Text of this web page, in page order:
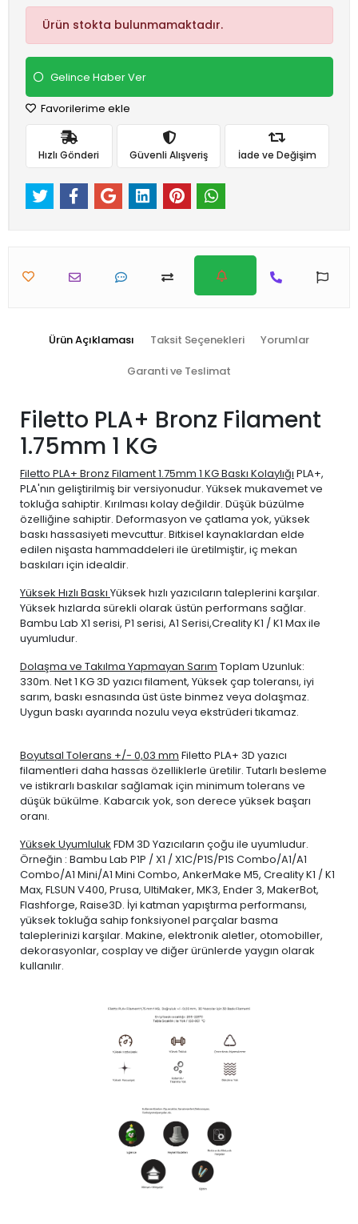
Ürün stokta bulunmamaktadır.
Gelince Haber Ver
Favorilerime ekle
Hızlı Gönderi Güvenli Alışveriş İade ve Değişim
Ürün Açıklaması Taksit Seçenekleri Yorumlar
Garanti ve Teslimat
Filetto PLA+ Bronz Filament
1.75mm 1 KG
Filetto PLA+ Bronz Filament 1.75mm 1 KG Baskı Kolaylığı PLA+,
PLA'nın geliştirilmiş bir versiyonudur. Yüksek mukavemet ve
tokluğa sahiptir. Kırılması kolay değildir. Düşük büzülme
özelliğine sahiptir. Deformasyon ve çatlama yok, yüksek
baskı hassasiyeti mevcuttur. Bitkisel kaynaklardan elde
edilen nişasta hammaddeleri ile üretilmiştir, iç mekan
baskıları için idealdir.
Yüksek Hızlı Baskı Yüksek hızlı yazıcıların taleplerini karşılar.
Yüksek hızlarda sürekli olarak üstün performans sağlar.
Bambu Lab X1 serisi, P1 serisi, A1 Serisi,Creality K1 / K1 Max ile
uyumludur.
Dolaşma ve Takılma Yapmayan Sarım Toplam Uzunluk:
330m. Net 1 KG 3D yazıcı filament, Yüksek çap toleransı, iyi
sarım, baskı esnasında üst üste binmez veya dolaşmaz.
Uygun baskı ayarında nozulu veya ekstrüderi tıkamaz.
Boyutsal Tolerans +/- 0,03 mm Filetto PLA+ 3D yazıcı
filamentleri daha hassas özelliklerle üretilir. Tutarlı besleme
ve istikrarlı baskılar sağlamak için minimum tolerans ve
düşük bükülme. Kabarcık yok, son derece yüksek başarı
oranı.
Yüksek Uyumluluk FDM 3D Yazıcıların çoğu ile uyumludur.
Örneğin : Bambu Lab P1P / X1 / X1C/P1S/P1S Combo/A1/A1
Combo/A1 Mini/A1 Mini Combo, AnkerMake M5, Creality K1 / K1
Max, FLSUN V400, Prusa, UltiMaker, MK3, Ender 3, MakerBot,
Flashforge, Raise3D. İyi katman yapıştırma performansı,
yüksek tokluğa sahip fonksiyonel parçalar basma
taleplerinizi karşılar. Makine, elektronik aletler, otomobiller,
dekorasyonlar, cosplay ve diğer ürünlerde yaygın olarak
kullanılır.